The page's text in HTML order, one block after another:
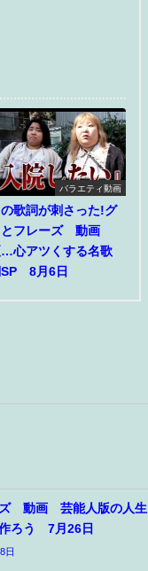
バラエティ動画
の歌詞が刺さった!グ
とフレーズ 動画
…心アツくする名歌
SP 8月6日
動画 芸能人版の人生
ろう 7月26日
日